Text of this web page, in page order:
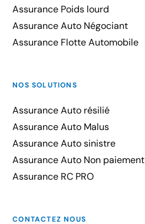
Assurance Poids lourd
Assurance Auto Négociant
Assurance Flotte Automobile
NOS SOLUTIONS
Assurance Auto résilié
Assurance Auto Malus
Assurance Auto sinistre
Assurance Auto Non paiement
Assurance RC PRO
CONTACTEZ NOUS